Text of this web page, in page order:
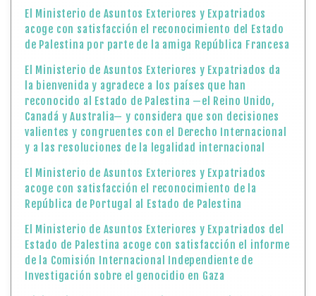
El Ministerio de Asuntos Exteriores y Expatriados
acoge con satisfacción el reconocimiento del Estado
de Palestina por parte de la amiga República Francesa
El Ministerio de Asuntos Exteriores y Expatriados da
la bienvenida y agradece a los países que han
reconocido al Estado de Palestina —el Reino Unido,
Canadá y Australia— y considera que son decisiones
valientes y congruentes con el Derecho Internacional
y a las resoluciones de la legalidad internacional
El Ministerio de Asuntos Exteriores y Expatriados
acoge con satisfacción el reconocimiento de la
República de Portugal al Estado de Palestina
El Ministerio de Asuntos Exteriores y Expatriados del
Estado de Palestina acoge con satisfacción el informe
de la Comisión Internacional Independiente de
Investigación sobre el genocidio en Gaza